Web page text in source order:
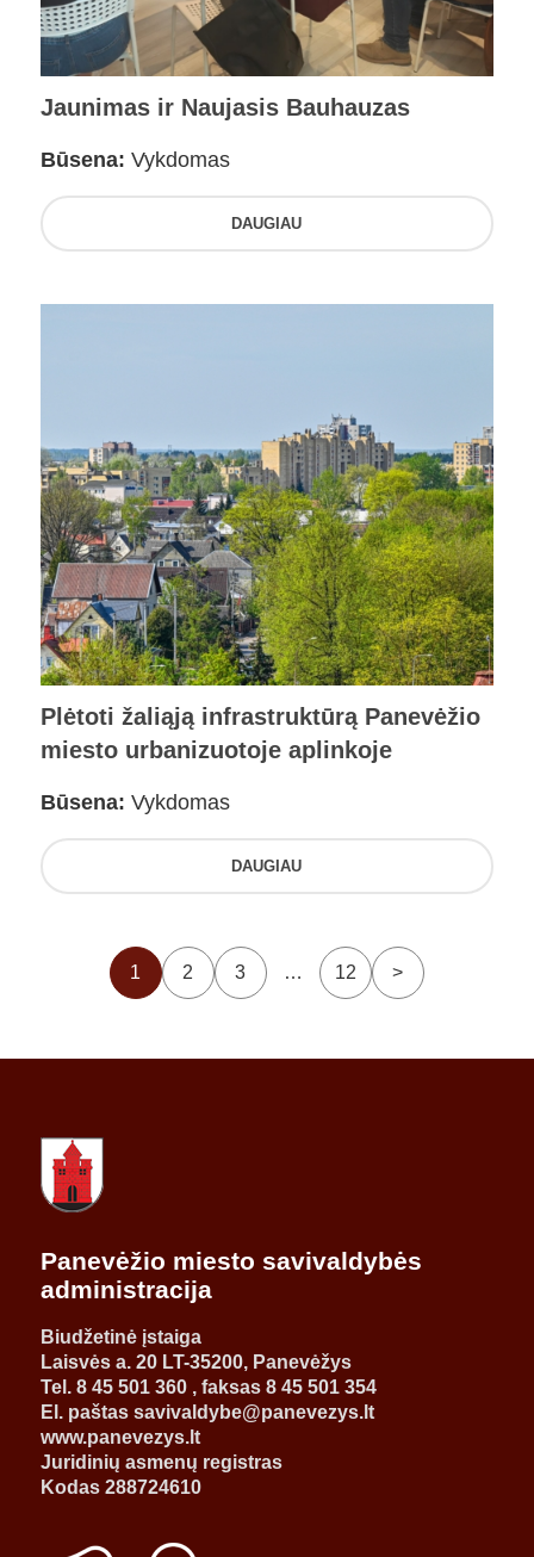
Jaunimas ir Naujasis Bauhauzas
Būsena: Vykdomas
DAUGIAU
Plėtoti žaliąją infrastruktūrą Panevėžio
miesto urbanizuotoje aplinkoje
Būsena: Vykdomas
DAUGIAU
1 2 3 … 12 >
Panevėžio miesto savivaldybės
administracija
Biudžetinė įstaiga
Laisvės a. 20 LT-35200, Panevėžys
Tel. 8 45 501 360 , faksas 8 45 501 354
El. paštas savivaldybe@panevezys.lt
www.panevezys.lt
Juridinių asmenų registras
Kodas 288724610